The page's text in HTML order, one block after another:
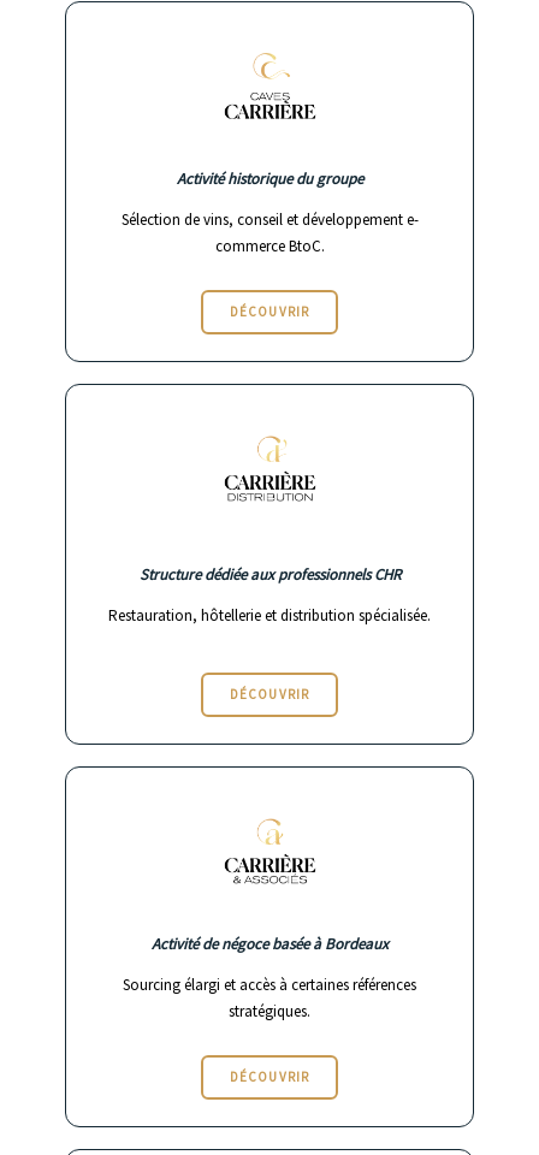
Activité historique du groupe
Sélection de vins, conseil et développement e-
commerce BtoC.
DÉCOUVRIR
Structure dédiée aux professionnels CHR
Restauration, hôtellerie et distribution spécialisée.
DÉCOUVRIR
Activité de négoce basée à Bordeaux
Sourcing élargi et accès à certaines références
stratégiques.
DÉCOUVRIR